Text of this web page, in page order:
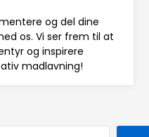
og del dine
os. Vi ser frem til at
og inspirere
madlavning!